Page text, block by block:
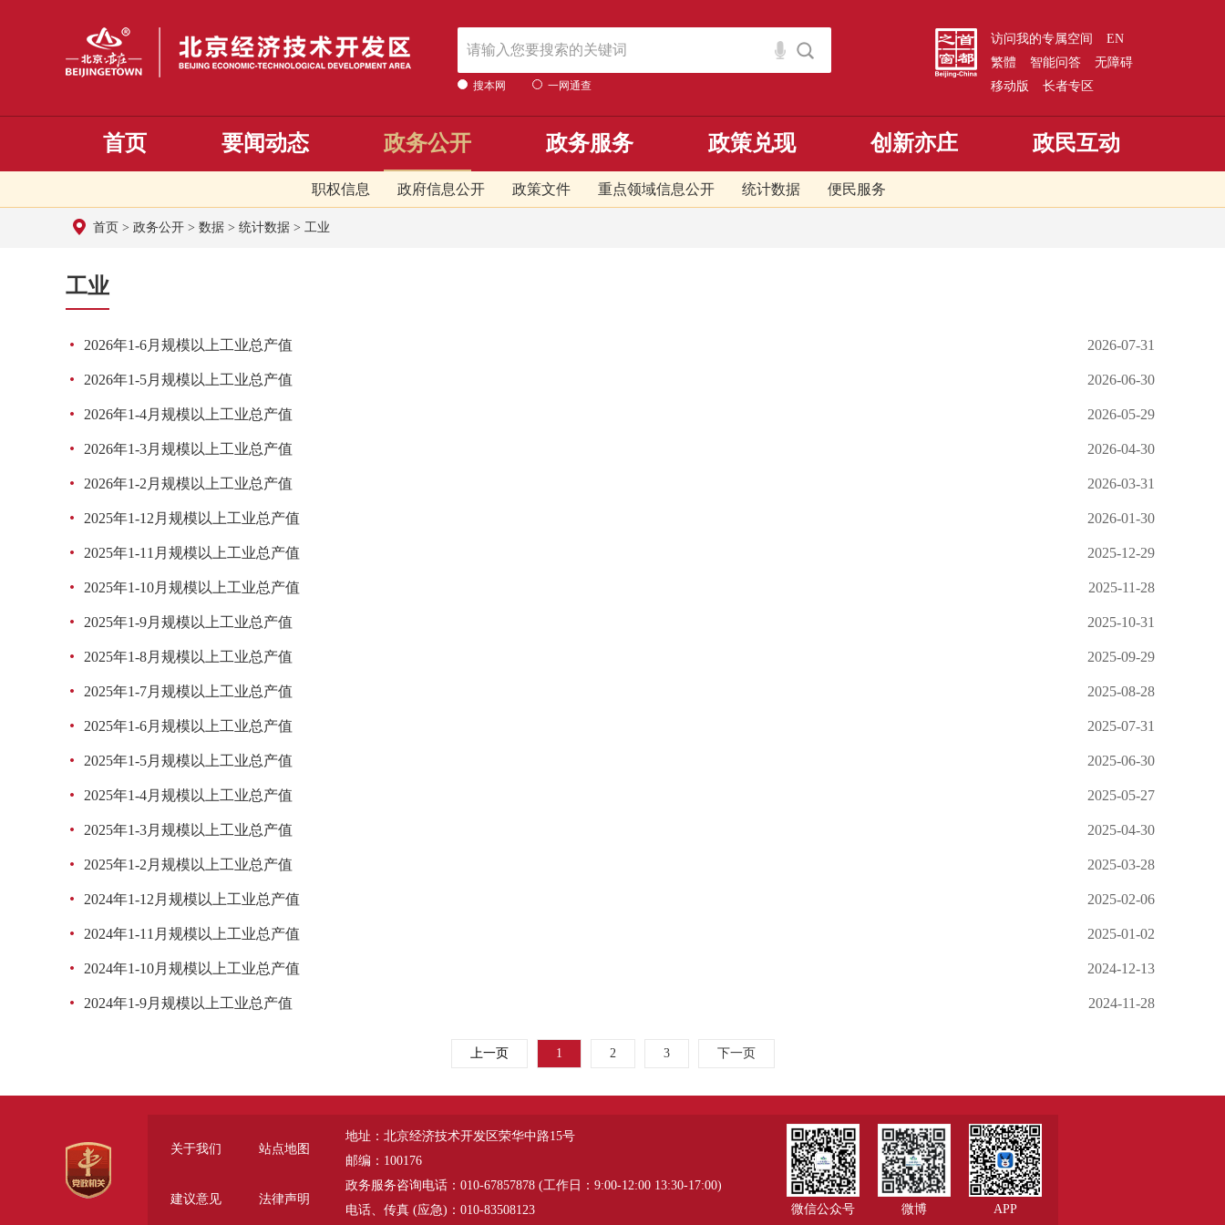
搜本网 一网通查
访问我的专属空间
EN
繁體
智能问答
无障碍
移动版
长者专区
首页 要闻动态 政务公开
职权信息 政府信息公开 政策文件 重点领域信息公开 统计数据 便民服务
政务服务 政策兑现 创新亦庄 政民互动
首页 > 政务公开 > 数据 > 统计数据 > 工业
工业
2026年1-6月规模以上工业总产值 2026-07-31
2026年1-5月规模以上工业总产值 2026-06-30
2026年1-4月规模以上工业总产值 2026-05-29
2026年1-3月规模以上工业总产值 2026-04-30
2026年1-2月规模以上工业总产值 2026-03-31
2025年1-12月规模以上工业总产值 2026-01-30
2025年1-11月规模以上工业总产值 2025-12-29
2025年1-10月规模以上工业总产值 2025-11-28
2025年1-9月规模以上工业总产值 2025-10-31
2025年1-8月规模以上工业总产值 2025-09-29
2025年1-7月规模以上工业总产值 2025-08-28
2025年1-6月规模以上工业总产值 2025-07-31
2025年1-5月规模以上工业总产值 2025-06-30
2025年1-4月规模以上工业总产值 2025-05-27
2025年1-3月规模以上工业总产值 2025-04-30
2025年1-2月规模以上工业总产值 2025-03-28
2024年1-12月规模以上工业总产值 2025-02-06
2024年1-11月规模以上工业总产值 2025-01-02
2024年1-10月规模以上工业总产值 2024-12-13
2024年1-9月规模以上工业总产值 2024-11-28
上一页 1 2 3 下一页
关于我们 站点地图
建议意见 法律声明
地址：北京经济技术开发区荣华中路15号
邮编：100176
政务服务咨询电话：010-67857878 (工作日：9:00-12:00 13:30-17:00)
电话、传真 (应急)：010-83508123
微信公众号 微博 APP